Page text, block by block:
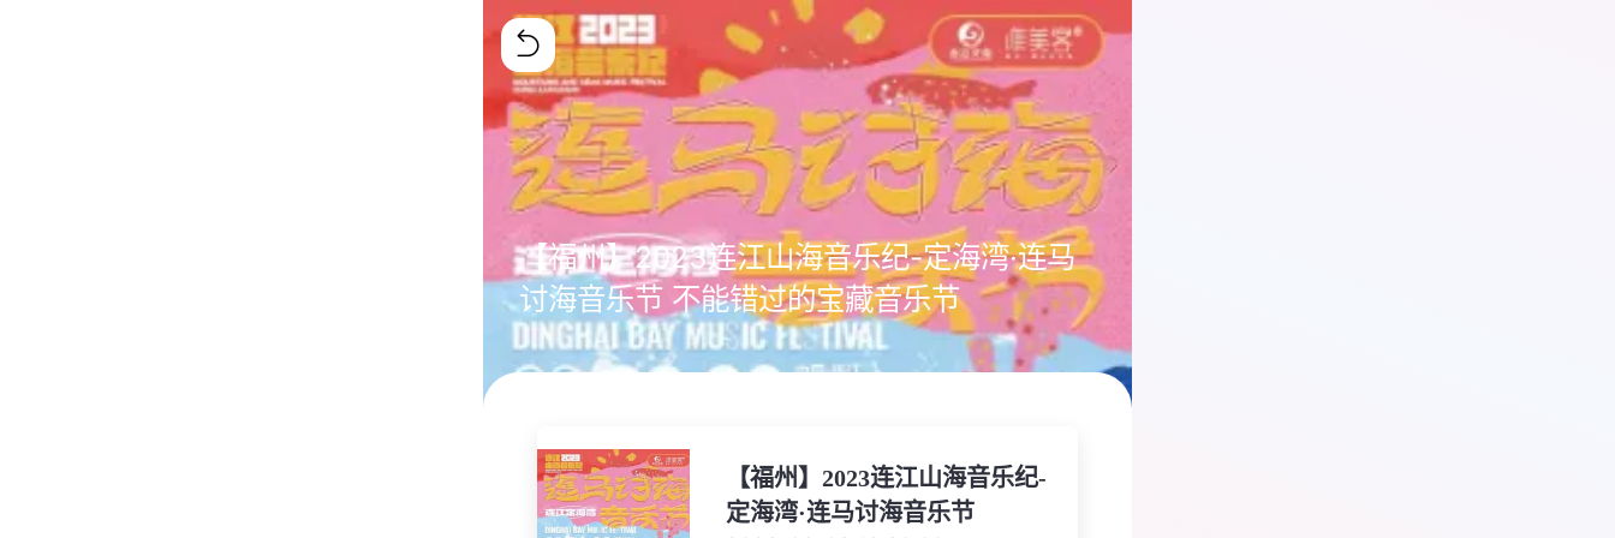
【福州】2023连江山海音乐纪-定海湾·连马
讨海音乐节 不能错过的宝藏音乐节
【福州】2023连江山海音乐纪-
定海湾·连马讨海音乐节